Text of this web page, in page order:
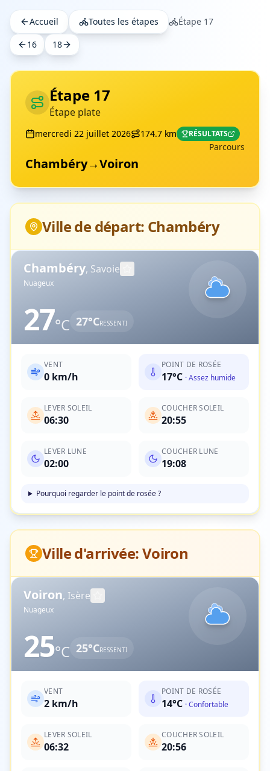
Accueil Toutes les étapes Étape 17
16
18
Étape 17
Étape plate
mercredi 22 juillet 2026 174.7 km RÉSULTATS
Parcours
Chambéry→Voiron
Ville de départ: Chambéry
Chambéry, Savoie
Nuageux
27°C 27°CRESSENTI
VENT
0 km/h
POINT DE ROSÉE
17°C ·Assez humide
LEVER SOLEIL
06:30
COUCHER SOLEIL
20:55
LEVER LUNE
02:00
COUCHER LUNE
19:08
Pourquoi regarder le point de rosée ?
Ville d'arrivée:Voiron
Voiron, Isère
Nuageux
25°C 25°CRESSENTI
VENT
2 km/h
POINT DE ROSÉE
14°C ·Confortable
LEVER SOLEIL
06:32
COUCHER SOLEIL
20:56